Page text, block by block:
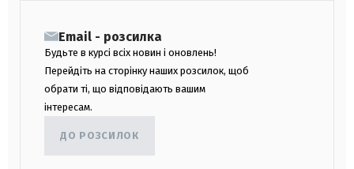
Email - розсилка
Будьте в курсі всіх новин і оновлень!
Перейдіть на сторінку наших розсилок, щоб
обрати ті, що відповідають вашим
інтересам.
ДО РОЗСИЛОК